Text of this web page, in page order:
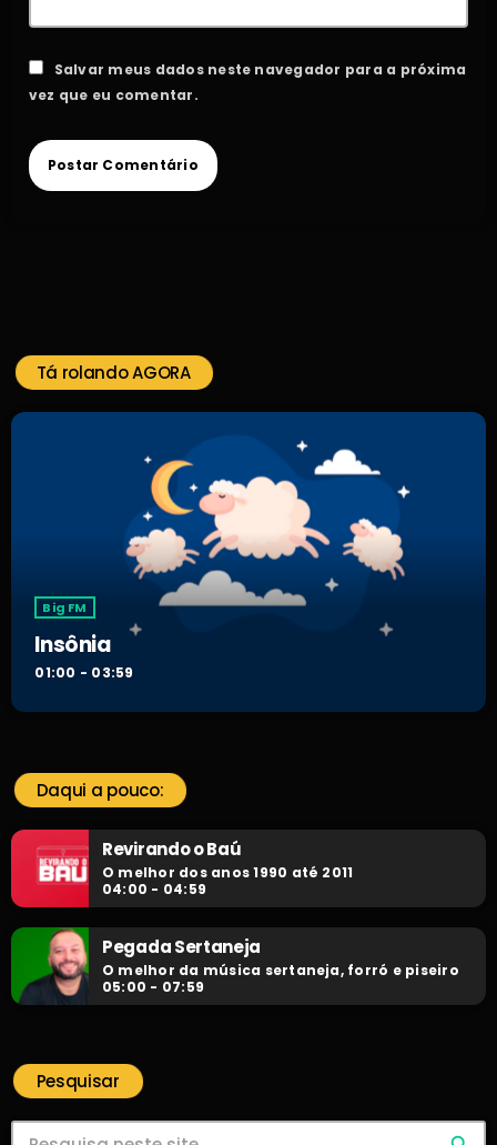
Salvar meus dados neste navegador para a próxima
vez que eu comentar.
Tá rolando AGORA
Big FM
Insônia
01:00 - 03:59
Daqui a pouco:
Revirando o Baú
O melhor dos anos 1990 até 2011
04:00 - 04:59
Pegada Sertaneja
O melhor da música sertaneja, forró e piseiro
05:00 - 07:59
Pesquisar